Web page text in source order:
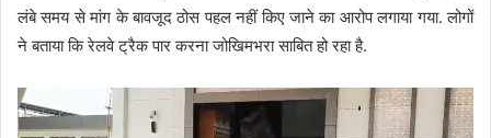
लंबे समय से मांग के बावजूद ठोस पहल नहीं किए जाने का आरोप लगाया गया. लोगों
ने बताया कि रेलवे ट्रैक पार करना जोखिमभरा साबित हो रहा है.